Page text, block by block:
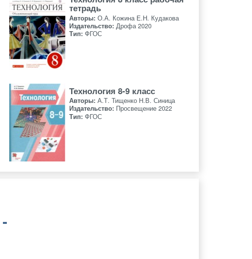
тетрадь
Авторы:О.А. Кожина Е.Н. Кудакова
Издательство:Дрофа 2020
Тип:ФГОС
Технология 8-9 класс
Авторы:А.Т. Тищенко Н.В. Синица
Издательство: Просвещение 2022
Тип:ФГОС